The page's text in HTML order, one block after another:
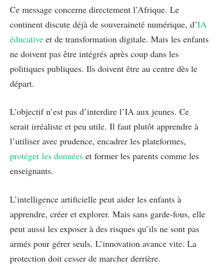
Ce message concerne directement l’Afrique. Le
continent discute déjà de souveraineté numérique, d’IA
éducative et de transformation digitale. Mais les enfants
ne doivent pas être intégrés après coup dans les
politiques publiques. Ils doivent être au centre dès le
départ.
L’objectif n’est pas d’interdire l’IA aux jeunes. Ce
serait irréaliste et peu utile. Il faut plutôt apprendre à
l’utiliser avec prudence, encadrer les plateformes,
protéger les données et former les parents comme les
enseignants.
L’intelligence artificielle peut aider les enfants à
apprendre, créer et explorer. Mais sans garde-fous, elle
peut aussi les exposer à des risques qu’ils ne sont pas
armés pour gérer seuls. L’innovation avance vite. La
protection doit cesser de marcher derrière.